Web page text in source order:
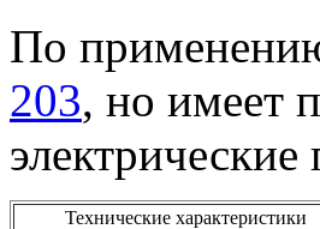
По
203, но имеет
Технические характеристики